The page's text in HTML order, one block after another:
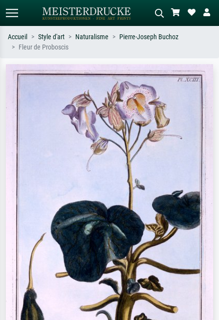
Recherchez par artiste, titre ou style –
impressionnisme, vague de Hokusai,
Décrivez la scène – ex. prairie verte,
abstrait avec beaucoup de rouge,
tableau sombre, nu debout près d'un
arbre.
Accueil Style d'art Naturalisme
Pierre-Joseph Buchoz
Fleur de Proboscis